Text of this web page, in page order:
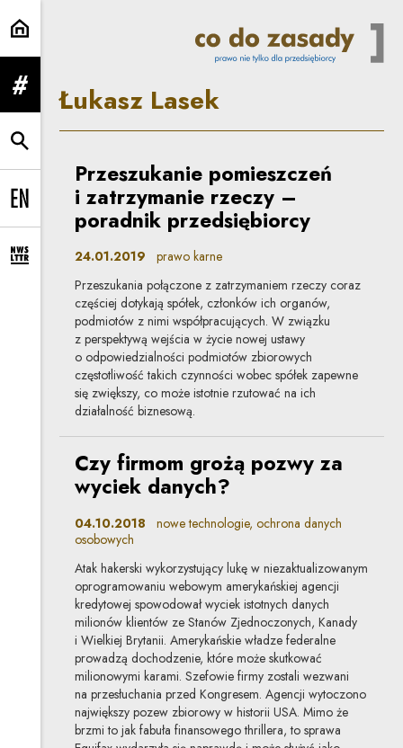
Łukasz Lasek | Co do zasady
rozwiń menu
rozwiń wyszukiwarkę
Change language to EN
rozwiń formularz zapisu na newsletter
Łukasz Lasek
Przeszukanie pomieszczeń
i zatrzymanie rzeczy –
poradnik przedsiębiorcy
24.01.2019 prawo karne
Przeszukania połączone z zatrzymaniem rzeczy coraz
częściej dotykają spółek, członków ich organów,
podmiotów z nimi współpracujących. W związku
z perspektywą wejścia w życie nowej ustawy
o odpowiedzialności podmiotów zbiorowych
częstotliwość takich czynności wobec spółek zapewne
się zwiększy, co może istotnie rzutować na ich
działalność biznesową.
Czy firmom grożą pozwy za
wyciek danych?
04.10.2018 nowe technologie, ochrona danych
osobowych
Atak hakerski wykorzystujący lukę w niezaktualizowanym
oprogramowaniu webowym amerykańskiej agencji
kredytowej spowodował wyciek istotnych danych
milionów klientów ze Stanów Zjednoczonych, Kanady
i Wielkiej Brytanii. Amerykańskie władze federalne
prowadzą dochodzenie, które może skutkować
milionowymi karami. Szefowie firmy zostali wezwani
na przesłuchania przed Kongresem. Agencji wytoczono
największy pozew zbiorowy w historii USA. Mimo że
brzmi to jak fabuła finansowego thrillera, to sprawa